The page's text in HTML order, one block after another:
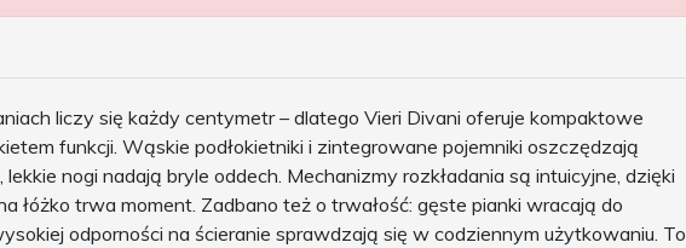
liczy się każdy centymetr – dlatego Vieri Divani oferuje kompaktowe
funkcji. Wąskie podłokietniki i zintegrowane pojemniki oszczędzają
lekkie nogi nadają bryle oddech. Mechanizmy rozkładania są intuicyjne, dzięki
łóżko trwa moment. Zadbano też o trwałość: gęste pianki wracają do
odporności na ścieranie sprawdzają się w codziennym użytkowaniu. To